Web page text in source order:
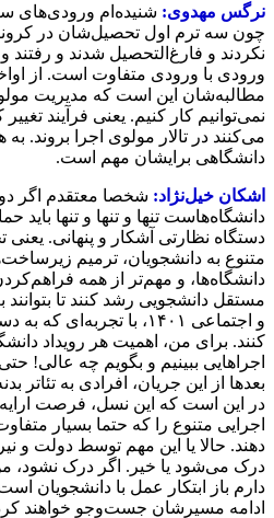
نرگس مهدوی:
نکردند و فارغ‌التحصیل شدند و رفتند
مطالبه‌شان این است که مدیریت
نمی‌توانیم کار کنیم. یعنی فرآیند
می‌کنند در تالار مولوی اجرا بروند. به
دانشگاهی برایشان مهم است.
اشکان خیل‌نژاد: شخصا معتقدم اگر
دانشگاه‌هاست تنها و تنها و تنها باید
دستگاه نظارتی آشکار و پنهانی.
متنوع به دانشجویان، ترمیم
دانشگاه‌ها، و مهم‌تر از همه
مستقل دانشجویی رشد کنند تا بتوانند
و اجتماعی ۱۴۰۱، با
کنند. برای من، اهمیت هر رویداد
اجراهایی ببینیم و بگویم چه عالی!
بعدها از این جریان، افرادی به تئاتر
در این است که این نسل، فرصت ارایه‌
اجرایی متنوع را که حتما بسیار
دهند. حالا یا این مهم توسط دولت و
درک می‌شود یا خیر. اگر درک نشود،
دارم باز ابتکار عمل با دانشجویان
ادامه‌ مسیرشان جست‌وجو خواهند